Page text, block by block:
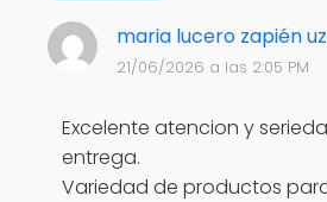
maria lucero zapién
21/06/2026 a las 2:05 PM
Excelente atencion y
entrega.
Variedad de productos